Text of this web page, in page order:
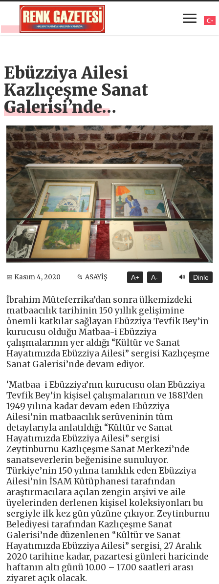
Ebüzziya Ailesi
Kazlıçeşme Sanat
Galerisi’nde…
📅 Kasım 4, 2020 📂 ASAYİŞ A+ A- 🔊 Dinle
İbrahim Müteferrika’dan sonra ülkemizdeki
matbaacılık tarihinin 150 yıllık gelişimine
önemli katkılar sağlayan Ebüzziya Tevfik Bey’in
kurucusu olduğu Matbaa-i Ebüzziya
çalışmalarının yer aldığı “Kültür ve Sanat
Hayatımızda Ebüzziya Ailesi” sergisi Kazlıçeşme
Sanat Galerisi’nde devam ediyor.
‘Matbaa-i Ebüzziya’nın kurucusu olan Ebüzziya
Tevfik Bey’in kişisel çalışmalarının ve 1881’den
1949 yılına kadar devam eden Ebüzziya
Ailesi’nin matbaacılık serüveninin tüm
detaylarıyla anlatıldığı “Kültür ve Sanat
Hayatımızda Ebüzziya Ailesi” sergisi
Zeytinburnu Kazlıçeşme Sanat Merkezi’nde
sanatseverlerin beğenisine sunuluyor.
Türkiye’nin 150 yılına tanıklık eden Ebüzziya
Ailesi’nin İSAM Kütüphanesi tarafından
araştırmacılara açılan zengin arşivi ve aile
üyelerinden derlenen kişisel koleksiyonları bu
sergiyle ilk kez gün yüzüne çıkıyor. Zeytinburnu
Belediyesi tarafından Kazlıçeşme Sanat
Galerisi’nde düzenlenen “Kültür ve Sanat
Hayatımızda Ebüzziya Ailesi” sergisi, 27 Aralık
2020 tarihine kadar, pazartesi günleri haricinde
haftanın altı günü 10.00 – 17.00 saatleri arası
ziyaret açık olacak.